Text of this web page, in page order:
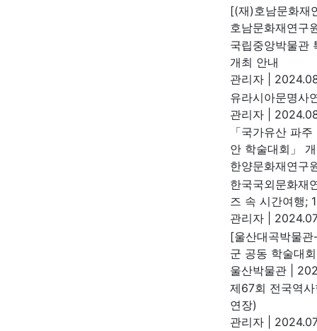
[(재)호남문화재
호남문화재연구
국립중앙박물관
개최 안내
관리자
유라시아문명사
관리자
「국가유산 파
안 학술대회」
한양문화재연구
한국국외문화재
즈 속 시간여행;
관리자
[울산대곡박물
군 공동 학술대
울산박물관
제67회 전국역
연장)
관리자